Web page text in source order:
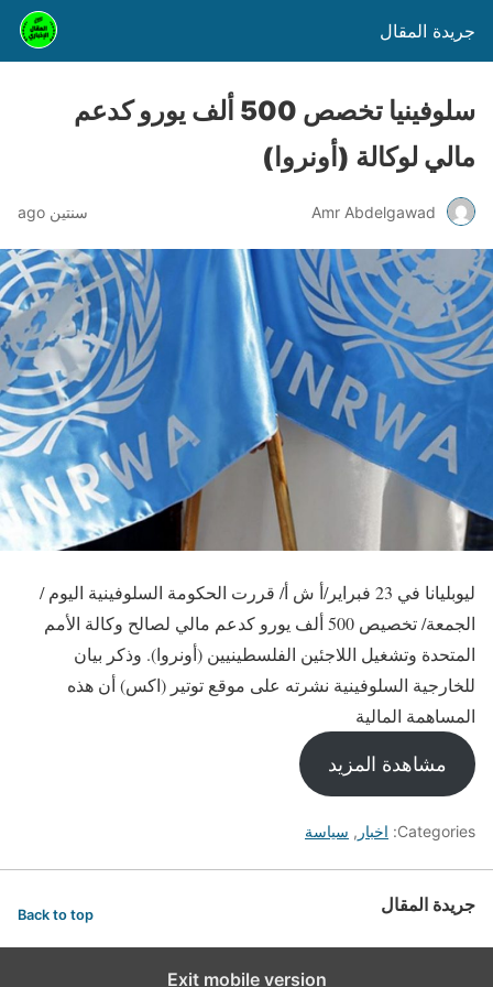
جريدة المقال
سلوفينيا تخصص 500 ألف يورو كدعم
مالي لوكالة (أونروا)
Amr Abdelgawad سنتين ago
ليوبليانا في 23 فبراير/أ ش أ/ قررت الحكومة السلوفينية اليوم /
الجمعة/ تخصيص 500 ألف يورو كدعم مالي لصالح وكالة الأمم
المتحدة وتشغيل اللاجئين الفلسطينيين (أونروا). وذكر بيان
للخارجية السلوفينية نشرته على موقع توتير (اكس) أن هذه
المساهمة المالية
مشاهدة المزيد
Categories: اخبار , سياسة
جريدة المقال Back to top
Exit mobile version